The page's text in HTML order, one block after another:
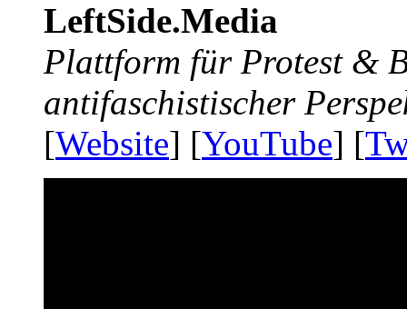
LeftSide.Media
Plattform für Protest &
antifaschistischer
[Website] [YouTube] [